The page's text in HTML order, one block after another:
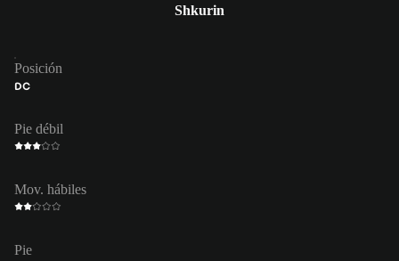
Shkurin
Posición
DC
Pie débil
Mov. hábiles
Pie